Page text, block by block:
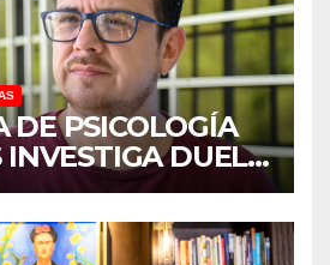
DE PSICOLOGÍA
INVESTIGA DUELO
Y SOBRECARGA
DE